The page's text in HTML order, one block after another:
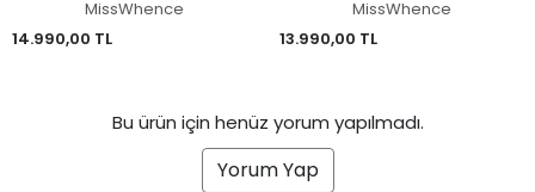
MissWhence
14.990,00 TL
MissWhence
13.990,00 TL
Bu ürün için henüz yorum yapılmadı.
Yorum Yap